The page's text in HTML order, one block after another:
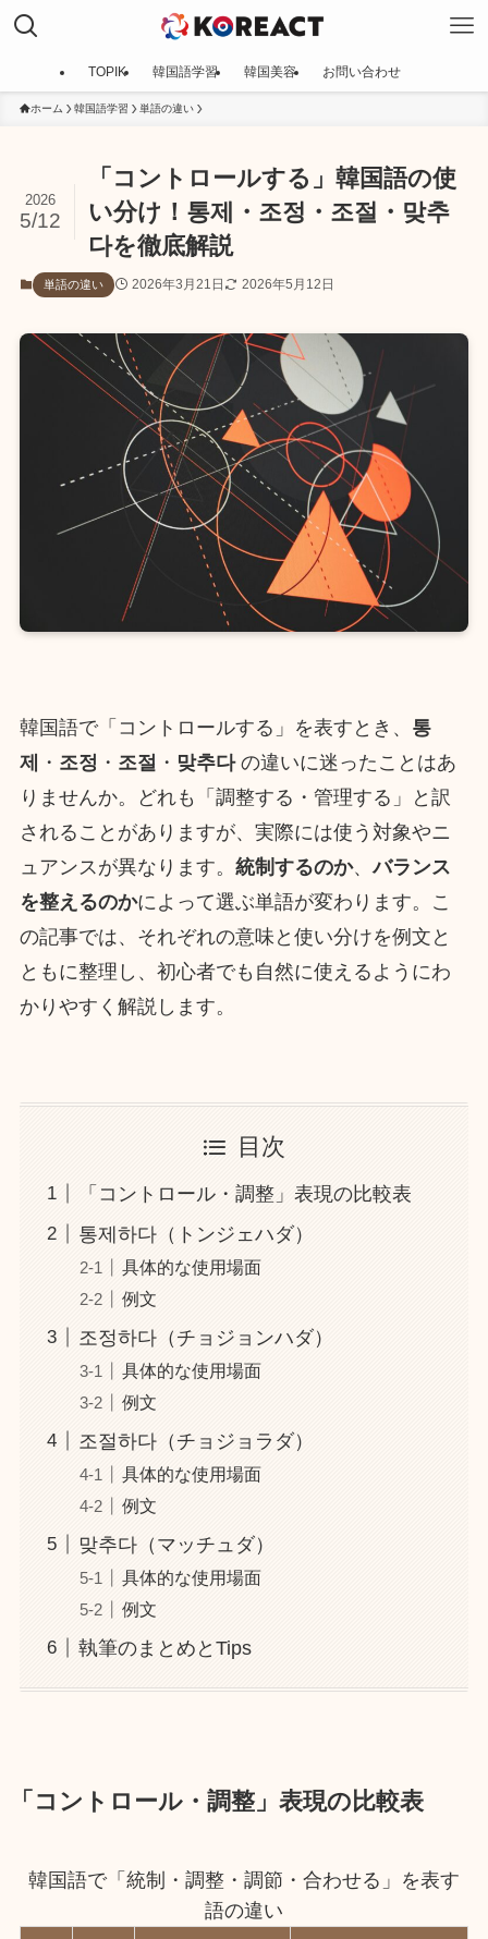
TOPIK 韓国語学習 韓国美容 お問い合わせ
ホーム 韓国語学習 単語の違い
「コントロールする」韓国語の使
い分け！통제・조정・조절・맞추
다を徹底解説
2026
5/12
単語の違い 2026年3月21日 2026年5月12日
韓国語で「コントロールする」を表すとき、 통
제 ・ 조정 ・ 조절 ・ 맞추다の違いに迷ったことはあ
りませんか。どれも「調整する・管理する」と訳
されることがありますが、実際には使う対象やニ
ュアンスが異なります。 統制するのか、バランス
を整えるのかによって選ぶ単語が変わります。こ
の記事では、それぞれの意味と使い分けを例文と
ともに整理し、初心者でも自然に使えるようにわ
かりやすく解説します。
目次
「コントロール・調整」表現の比較表
통제하다（トンジェハダ）
具体的な使用場面
例文
조정하다（チョジョンハダ）
具体的な使用場面
例文
조절하다（チョジョラダ）
具体的な使用場面
例文
맞추다（マッチュダ）
具体的な使用場面
例文
執筆のまとめとTips
「コントロール・調整」表現の比較表
韓国語で「統制・調整・調節・合わせる」を表す
語の違い